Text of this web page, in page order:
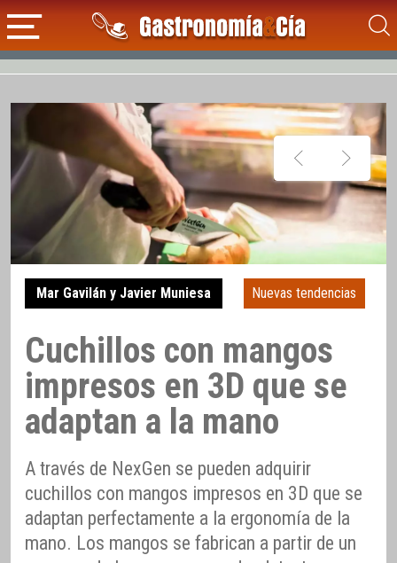
Mar Gavilán y Javier Muniesa Nuevas tendencias
Cuchillos con mangos
impresos en 3D que se
adaptan a la mano
A través de NexGen se pueden adquirir
cuchillos con mangos impresos en 3D que se
adaptan perfectamente a la ergonomía de la
mano. Los mangos se fabrican a partir de un